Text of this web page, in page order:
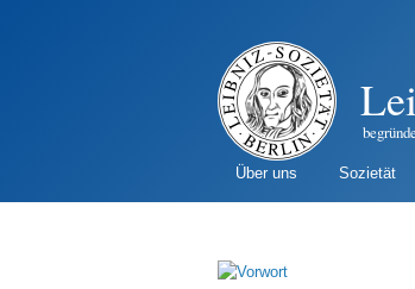
Über uns Sozietät